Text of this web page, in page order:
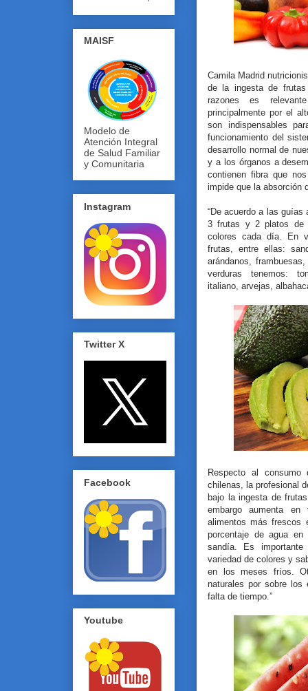
Camila Madrid
de la ingesta de frutas
razones es
principalmente por el
son indispensables
funcionamiento del
desarrollo normal de
y a los órganos a
contienen fibra que
impide que la absorción
“De acuerdo a las
3 frutas y 2 platos de
colores cada día. En
frutas, entre ellas:
arándanos,
verduras tenemos:
italiano, arvejas,
Respecto al
chilenas, la profesional
bajo la ingesta de
embargo aumenta
alimentos más frescos
porcentaje de agua
sandía. Es
variedad de colores y
en los meses fríos.
naturales por sobre los
falta de tiempo.”
MAISF
Modelo de
Atención Integral
de Salud Familiar
y Comunitaria
Instagram
Twitter X
Facebook
Youtube